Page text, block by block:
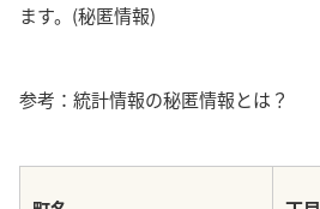
ます。(秘匿情報)
参考：統計情報の秘匿情報とは？